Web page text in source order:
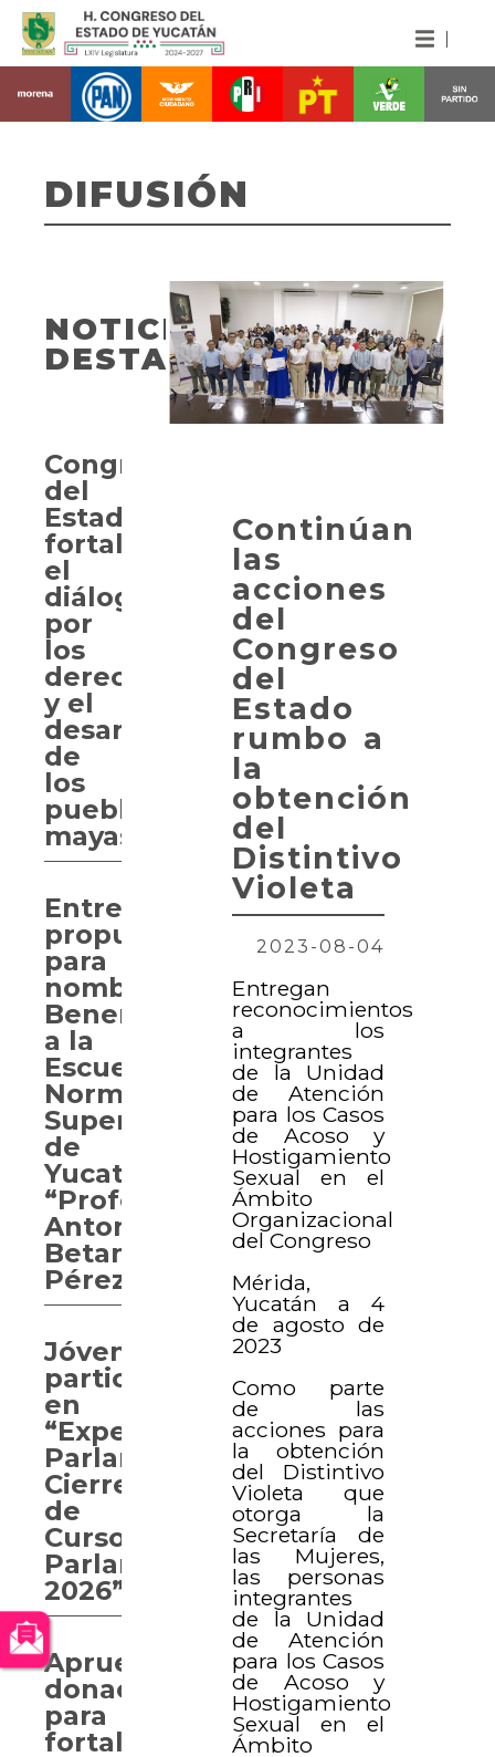
DIFUSIÓN
Continúan
las
acciones
del
Congreso
del
Estado
rumbo a
la
obtención
del
Distintivo
Violeta
2023-08-04
Entregan
reconocimientos
a los
integrantes
de la Unidad
de Atención
para los Casos
de Acoso y
Hostigamiento
Sexual en el
Ámbito
Organizacional
del Congreso
Mérida,
Yucatán a 4
de agosto de
2023
Como parte
de las
acciones para
la obtención
del Distintivo
Violeta que
otorga la
Secretaría de
las Mujeres,
las personas
integrantes
de la Unidad
de Atención
para los Casos
de Acoso y
Hostigamiento
Sexual en el
Ámbito
NOTICIAS
DESTACADAS
Congreso
del
Estado
fortalece
el
diálogo
por
los
derechos
y el
desarrollo
de
los
pueblos
mayas
Entregan
propuesta
para
nombrar
Benemérita
a la
Escuela
Normal
Superior
de
Yucatán
“Profesor
Antonio
Betancourt
Pérez”
Jóvenes
participan
en
“Experiencia
Parlamentaria.
Cierre
de
Curso
Parlamentario
2026”
Aprueban
donaciones
para
fortalecer